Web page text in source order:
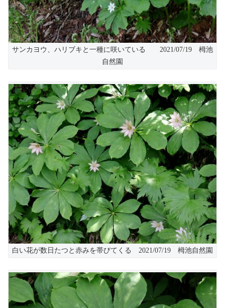
サンカヨウ、ハリブキと一種に咲いている 2021/07/19 栂池
自然園
白い花が数日たつと赤みを帯びてくる 2021/07/19 栂池自然園